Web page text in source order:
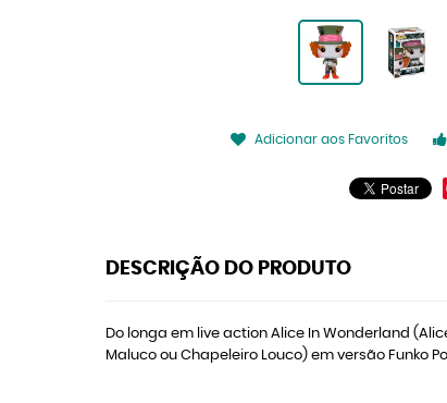
Adicionar aos Favoritos
DESCRIÇÃO DO PRODUTO
Do longa em live action Alice In Wonderland
Maluco ou Chapeleiro Louco) em versão Funko